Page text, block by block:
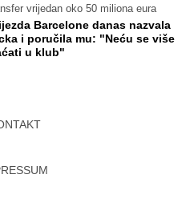
vrijedan oko 50 miliona eura
Barcelone danas nazvala
i poručila mu: "Neću se više
u klub"